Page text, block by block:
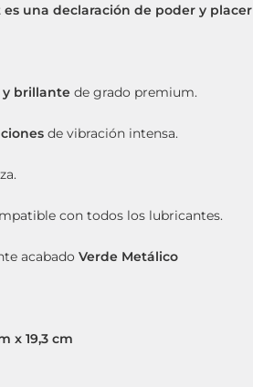
es una declaración de poder y placer
y brillante de grado premium.
de vibración intensa.
con todos los lubricantes.
acabadoVerde Metálico
x 19,3 cm